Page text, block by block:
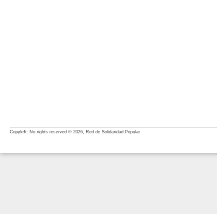
Copyleft: No rights reserved © 2026, Red de Solidaridad Popular